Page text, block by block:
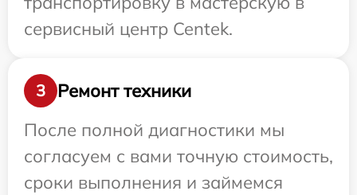
сервисный центр Centek.
3
Ремонт техники
После полной диагностики мы
согласуем с вами точную стоимость,
сроки выполнения и займемся